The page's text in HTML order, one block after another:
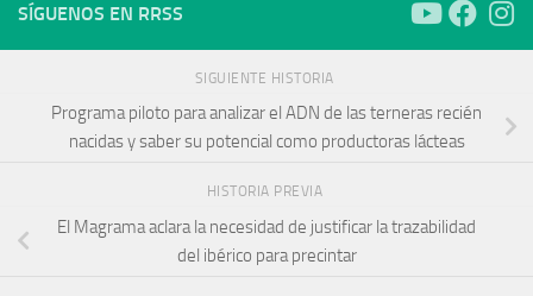
SÍGUENOS EN RRSS
SIGUIENTE HISTORIA
Programa piloto para analizar el ADN de las terneras recién
nacidas y saber su potencial como productoras lácteas
HISTORIA PREVIA
El Magrama aclara la necesidad de justificar la trazabilidad
del ibérico para precintar